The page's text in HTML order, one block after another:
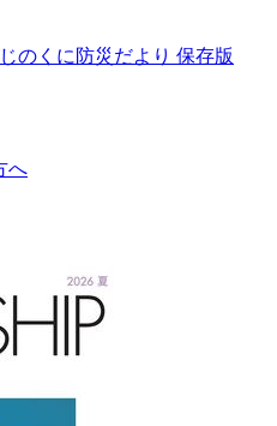
のくに防災だより 保存版
へ